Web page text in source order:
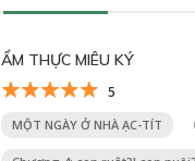
ẨM THỰC MIÊU KÝ
5
MỘT NGÀY Ở NHÀ ẠC-TÍT